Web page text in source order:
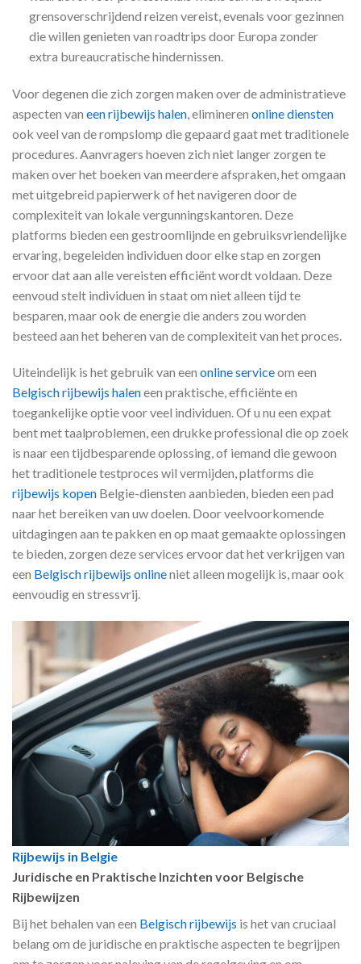
grensoverschrijdend reizen vereist, evenals voor gezinnen
die willen genieten van roadtrips door Europa zonder
extra bureaucratische hindernissen.
Voor degenen die zich zorgen maken over de administratieve
aspecten van een rijbewijs halen , elimineren online diensten
ook veel van de rompslomp die gepaard gaat met traditionele
procedures. Aanvragers hoeven zich niet langer zorgen te
maken over het boeken van meerdere afspraken, het omgaan
met uitgebreid papierwerk of het navigeren door de
complexiteit van lokale vergunningskantoren. Deze
platforms bieden een gestroomlijnde en gebruiksvriendelijke
ervaring, begeleiden individuen door elke stap en zorgen
ervoor dat aan alle vereisten efficiënt wordt voldaan. Deze
eenvoud stelt individuen in staat om niet alleen tijd te
besparen, maar ook de energie die anders zou worden
besteed aan het beheren van de complexiteit van het proces.
Uiteindelijk is het gebruik van een online serviceom een ​​
Belgisch rijbewijs haleneen praktische, efficiënte en
toegankelijke optie voor veel individuen. Of u nu een expat
bent met taalproblemen, een drukke professional die op zoek
is naar een tijdbesparende oplossing, of iemand die gewoon
het traditionele testproces wil vermijden, platforms die
rijbewijs kopen Belgie-diensten aanbieden, bieden een pad
naar het bereiken van uw doelen. Door veelvoorkomende
uitdagingen aan te pakken en op maat gemaakte oplossingen
te bieden, zorgen deze services ervoor dat het verkrijgen van
een Belgisch rijbewijs onlineniet alleen mogelijk is, maar ook
eenvoudig en stressvrij.
Rijbewijs in Belgie
Juridische en Praktische Inzichten voor Belgische
Rijbewijzen
Bij het behalen van een Belgisch rijbewijs is het van cruciaal
belang om de juridische en praktische aspecten te begrijpen